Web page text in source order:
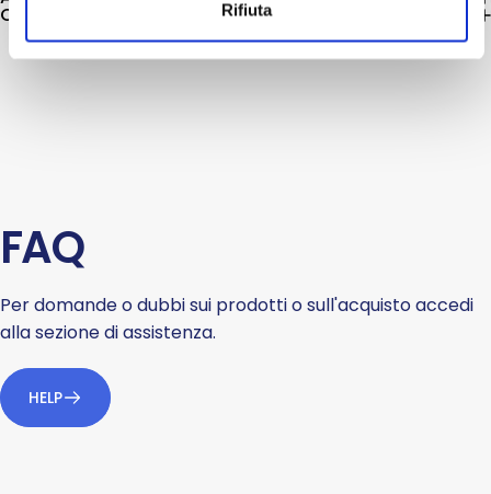
Rifiuta
Componenti analitici
FAQ
Per domande o dubbi sui prodotti o sull'acquisto accedi
alla sezione di assistenza.
HELP